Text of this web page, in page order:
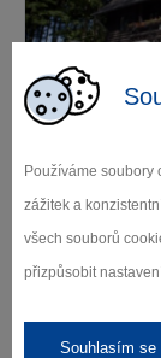
Používáme soubory
zážitek a
všech souborů
přizpůsobit
Souhlasím se